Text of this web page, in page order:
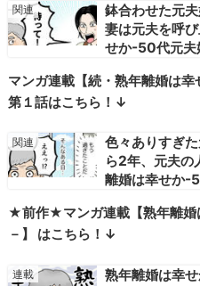
鉢合わせた元
妻は元夫を呼
せか-50代元夫
マンガ連載【続・熟年離婚は幸
第１話はこちら！↓
色々ありすぎ
ら2年、元夫の
離婚は幸せか-
★前作★マンガ連載【熟年離婚
－】 はこちら！↓
熟年離婚は幸